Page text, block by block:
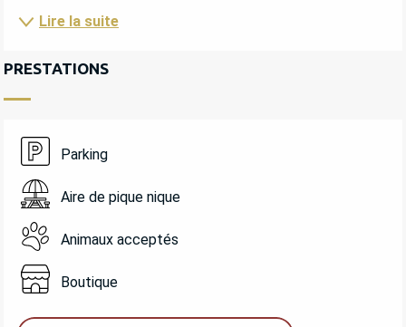
Lire la suite
PRESTATIONS
Parking
Aire de pique nique
Animaux acceptés
Boutique